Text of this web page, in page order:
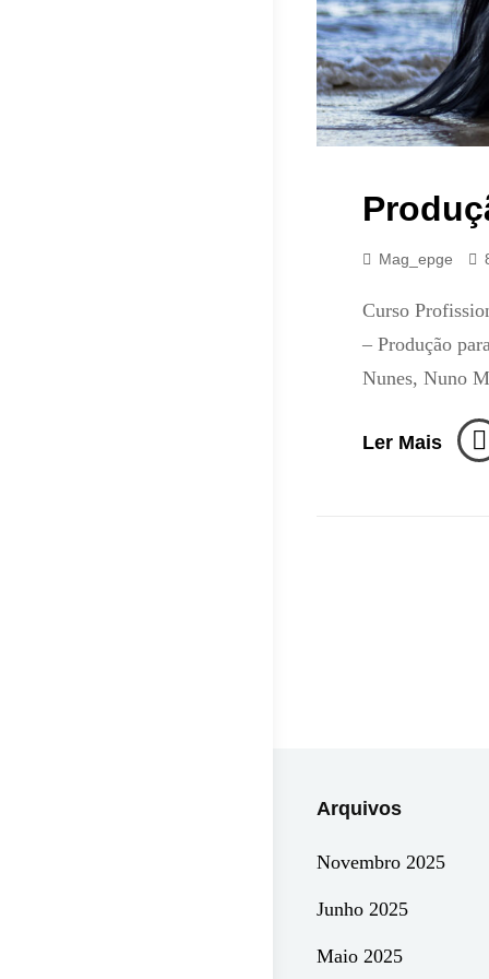
Mag_epge
Curso
– Produção
Nunes, Nuno
Ler Mais
Para
Arquivos
Novembro 2025
Junho 2025
Maio 2025